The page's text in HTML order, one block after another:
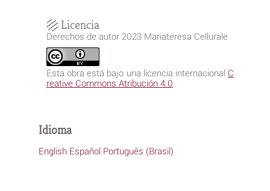
Licencia
Derechos de autor 2023 Mariateresa Cellurale
Esta obra está bajo una licencia internacional C
reative Commons Atribución 4.0.
Idioma
English Español Português (Brasil)